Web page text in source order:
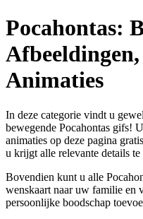
Pocahontas:
Animaties
In deze categorie vindt u
bewegende Pocahontas gifs!
animaties op deze pagina
u krijgt alle relevante details
Bovendien kunt u alle
wenskaart naar uw familie en
persoonlijke boodschap